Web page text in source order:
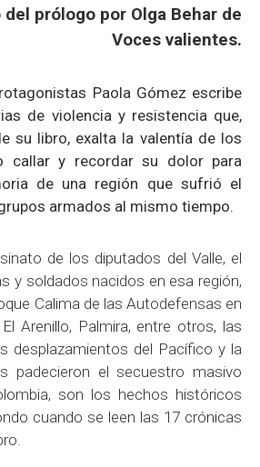
del prólogo por Olga Behar de
Voces valientes.
Paola Gómez escribe
de violencia y resistencia que,
su libro, exalta la valentía de los
callar y recordar su dolor para
de una región que sufrió el
armados al mismo tiempo.
de los diputados del Valle, el
y soldados nacidos en esa región,
Calima de las Autodefensas en
Arenillo, Palmira, entre otros, las
desplazamientos del Pacífico y la
padecieron el secuestro masivo
son los hechos históricos
cuando se leen las 17 crónicas